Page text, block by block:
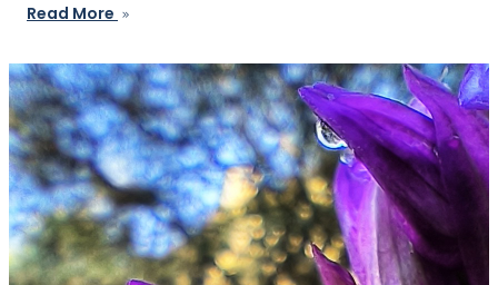
Read More